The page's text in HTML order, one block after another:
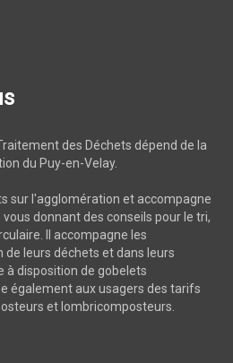
des Déchets dépend de la
du Puy-en-Velay.
sur l'agglomération et accompagne
donnant des conseils pour le tri,
Il accompagne les
de leurs déchets et dans leurs
disposition de gobelets
également aux usagers des tarifs
et lombricomposteurs.